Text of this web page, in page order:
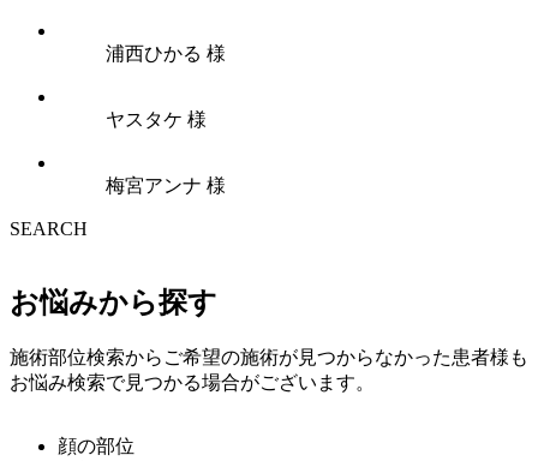
浦西ひかる 様
ヤスタケ 様
梅宮アンナ 様
SEARCH
お悩みから探す
施術部位検索からご希望の施術が見つからなかった患者様も
お悩み検索で見つかる場合がございます。
顔の部位